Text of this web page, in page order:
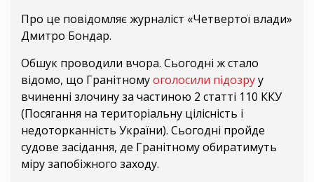
Про це повідомляє журналіст «Четвертої влади»
Дмитро Бондар.
Обшук проводили вчора. Сьогодні ж стало
відомо, що Гранітномуоголосили підозруу
вчиненні злочину за частиною 2 статті 110 ККУ
(Посягання на територіальну цілісність і
недоторканність України). Сьогодні пройде
судове засідання, де Гранітному обиратимуть
міру запобіжного заходу.